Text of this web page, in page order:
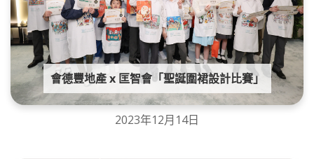
會德豐地產 x 匡智會「聖誕圍裙設計比賽」
2023年12月14日